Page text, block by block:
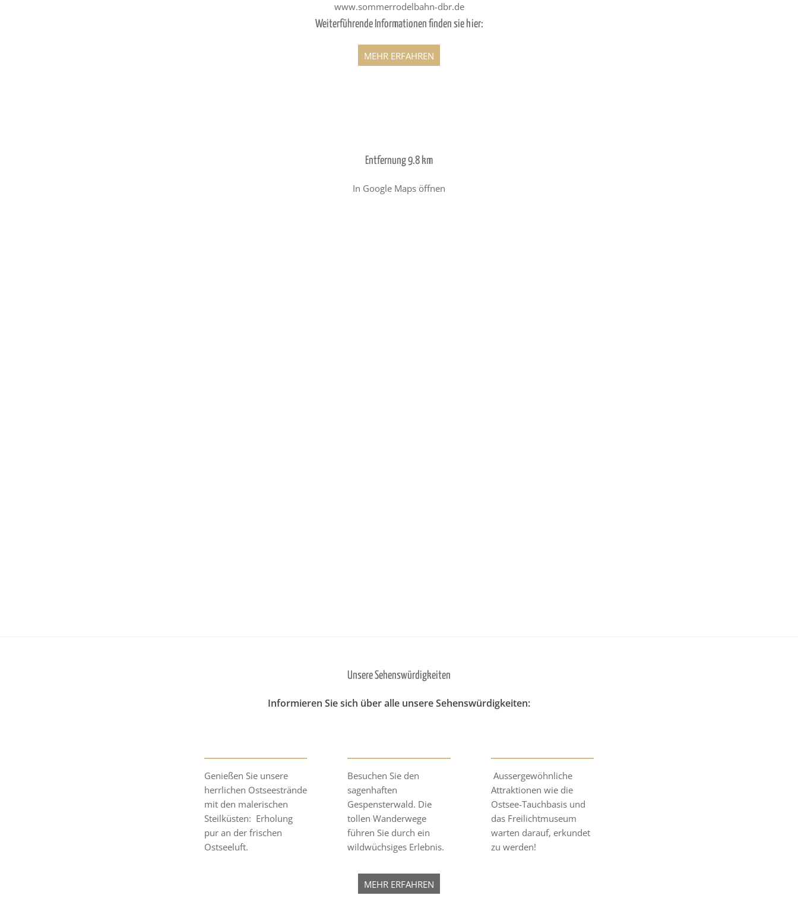
www.sommerrodelbahn-dbr.de
Weiterführende Informationen finden sie hier:
MEHR ERFAHREN
Entfernung 9.8 km
In Google Maps öffnen
Unsere Sehenswürdigkeiten
Informieren Sie sich über alle unsere Sehenswürdigkeiten:
Genießen Sie unsere
herrlichen Ostseestrände
mit den malerischen
Steilküsten: Erholung
pur an der frischen
Ostseeluft.
Besuchen Sie den
sagenhaften
Gespensterwald. Die
tollen Wanderwege
führen Sie durch ein
wildwüchsiges Erlebnis.
Aussergewöhnliche
Attraktionen wie die
Ostsee-Tauchbasis und
das Freilichtmuseum
warten darauf, erkundet
zu werden!
MEHR ERFAHREN